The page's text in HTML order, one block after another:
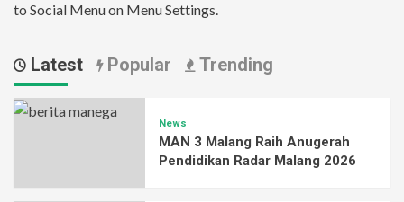
to Social Menu on Menu Settings.
Latest Popular Trending
News
MAN 3 Malang Raih Anugerah
Pendidikan Radar Malang 2026